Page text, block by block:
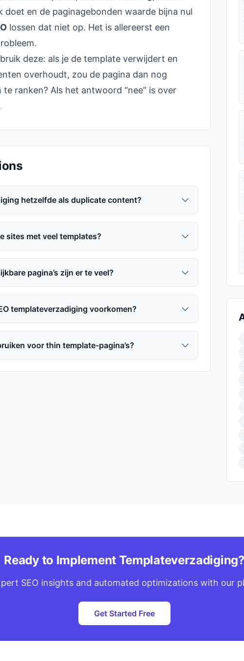
en de paginagebonden waarde bijna nul
lossen dat niet op. Het is allereerst een
deze: als je de template verwijdert en
overhoudt, zou de pagina dan nog
ranken? Als het antwoord “nee” is over
hetzelfde als duplicate content?
sites met veel templates?
pagina’s zijn er te veel?
templateverzadiging voorkomen?
voor thin template-pagina’s?
Ready to Implement Templateverzadiging?
SEO insights and automated optimizations with our
Get Started Free